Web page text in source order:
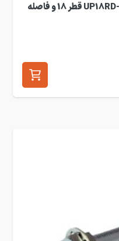
پراکسیمیتی سنسور هانیانگ UP18RD-8PA قطر 18 و فاصله